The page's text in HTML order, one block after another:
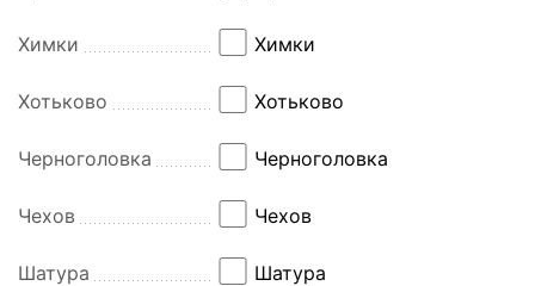
Химки Химки
Хотьково Хотьково
Черноголовка Черноголовка
Чехов Чехов
Шатура Шатура